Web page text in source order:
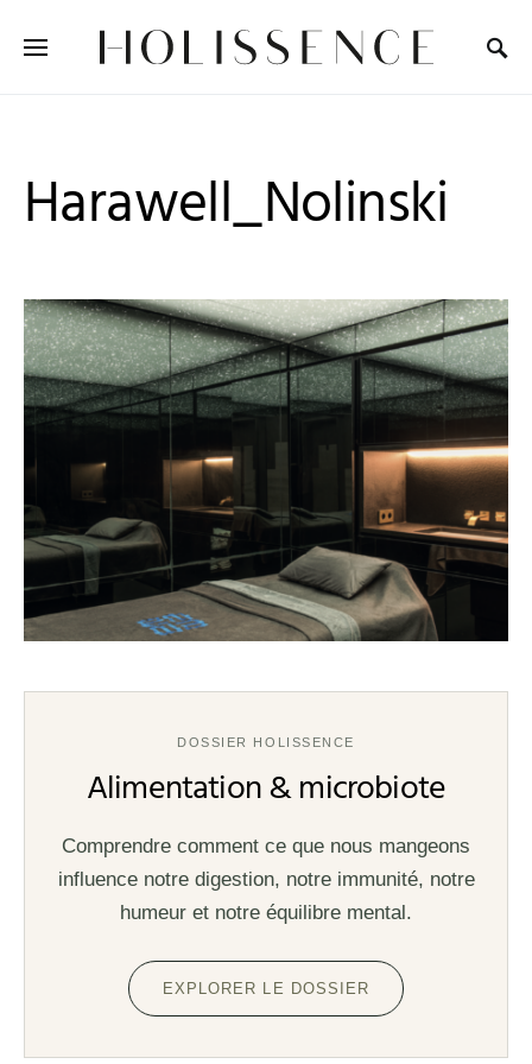
Harawell_Nolinski
DOSSIER HOLISSENCE
Alimentation & microbiote
Comprendre comment ce que nous mangeons
influence notre digestion, notre immunité, notre
humeur et notre équilibre mental.
EXPLORER LE DOSSIER